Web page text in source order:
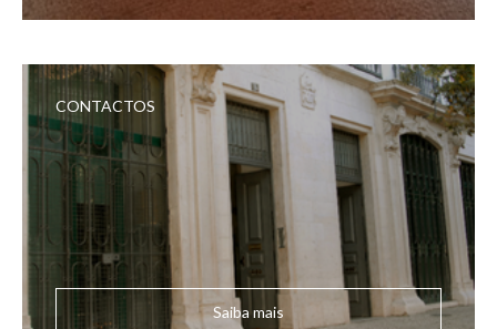
CONTACTOS
Saiba mais